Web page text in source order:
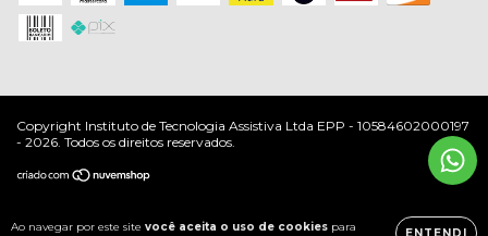
Ao navegar por este site você aceita o uso de cookies para
Copyright Instituto de Tecnologia Assistiva Ltda EPP - 10584602000197
- 2026. Todos os direitos reservados.